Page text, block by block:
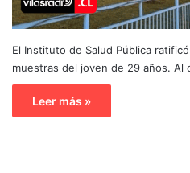
El Instituto de Salud Pública
muestras del joven de 29 años. Al
Leer más »